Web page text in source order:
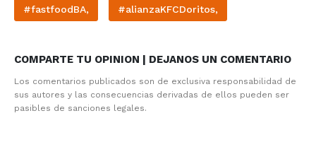
#fastfoodBA, #alianzaKFCDoritos,
COMPARTE TU OPINION | DEJANOS UN COMENTARIO
Los comentarios publicados son de exclusiva responsabilidad de
sus autores y las consecuencias derivadas de ellos pueden ser
pasibles de sanciones legales.